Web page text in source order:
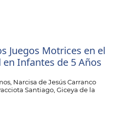
Juegos Motrices en el
Infantes de 5 Años
Narcisa de Jesús Carranco
Santiago, Giceya de la